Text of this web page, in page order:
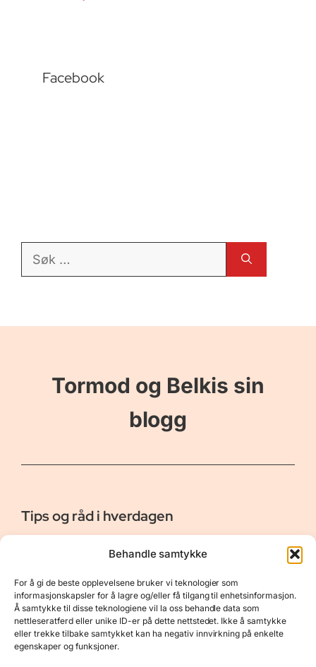
Behandle samtykke
For å gi de beste opplevelsene bruker vi teknologier som
informasjonskapsler for å lagre og/eller få tilgang til enhetsinformasjon.
Å samtykke til disse teknologiene vil la oss behandle data som
nettleseratferd eller unike ID-er på dette nettstedet. Ikke å samtykke
eller trekke tilbake samtykket kan ha negativ innvirkning på enkelte
egenskaper og funksjoner.
Facebook
Søk
Tormod og Belkis sin
blogg
Tips og råd i hverdagen
Er vår bloggside hvor vi ønsker å dele våre opplevelser og
gi deg råd og tips innen reiser, hotell - og restauranter,
naturopplevelser, personlig pleie, data, film og bøker m.m.
Nyttige Linker
Om oss
Kontakt
Resurser
Personvernerklæring
Opphavsrett